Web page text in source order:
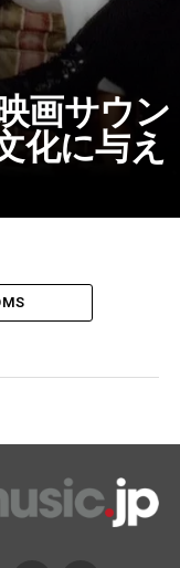
画サウン
化に与え